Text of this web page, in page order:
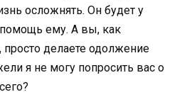
осложнять. Он будет у
ему. А вы, как
делаете одолжение
я не могу попросить вас о